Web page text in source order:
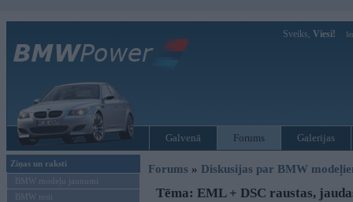
Sveiks, Viesi!
Galvenā Forums Galerijas
Ziņas un raksti
BMW modeļu jaunumi
BMW testi
Forums » Diskusijas par BMW
Tēma: EML + DSC raustas,